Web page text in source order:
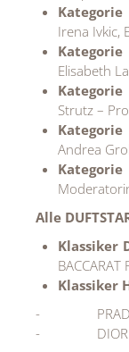
Irena Ivkic,
Elisabeth
Strutz –
Andrea
Alle
Klassiker
Klassiker
- PRADA –
- DIOR –